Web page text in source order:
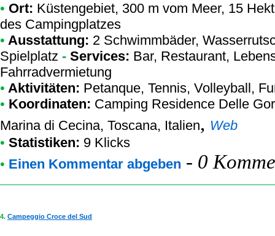
• Ort: Küstengebiet, 300 m vom Meer, 15
des Campingplatzes
• Ausstattung: 2 Schwimmbäder,
Spielplatz - Services: Bar, Restaurant,
Fahrradvermietung
• Aktivitäten: Petanque, Tennis, Volleyball,
• Koordinaten: Camping Residence Delle
Marina di Cecina, Toscana, Italien, Web
• Statistiken: 9 Klicks
• Einen Kommentar abgeben - 0
4. Campeggio Croce del Sud